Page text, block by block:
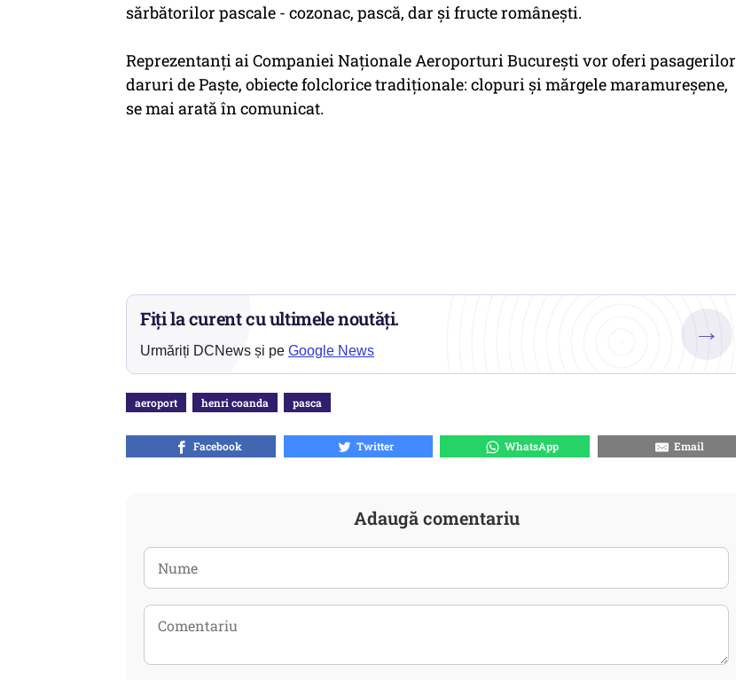
sărbătorilor pascale - cozonac, pască, dar şi fructe româneşti.
Reprezentanţi ai Companiei Naţionale Aeroporturi Bucureşti vor oferi pasagerilor
daruri de Paşte, obiecte folclorice tradiţionale: clopuri şi mărgele maramureşene,
se mai arată în comunicat.
Fiți la curent cu ultimele noutăți.
Urmăriți DCNews și pe Google News
→
aeroport henri coanda pasca
Facebook Twitter WhatsApp Email
Adaugă comentariu